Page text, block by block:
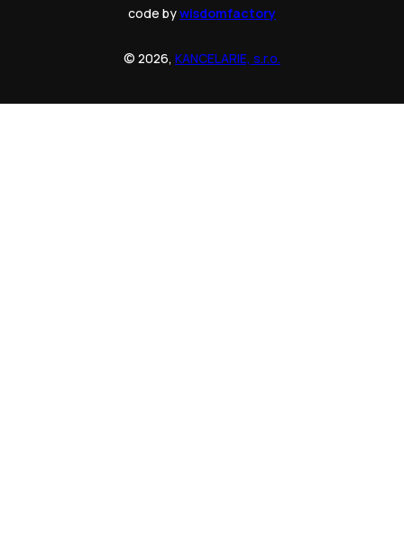
code bywisdomfactory
© 2026, KANCELARIE, s.r.o.